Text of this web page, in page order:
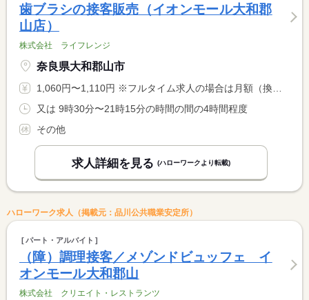
歯ブラシの接客販売（イオンモール大和郡
山店）
株式会社 ライフレンジ
奈良県大和郡山市
1,060円〜1,110円 ※フルタイム求人の場合は月額（換算額）、パート求人の場合は時間額を表示しています。
又は 9時30分〜21時15分の時間の間の4時間程度
その他
求人詳細を見る (ハローワークより転載)
ハローワーク求人（掲載元：品川公共職業安定所）
パート・アルバイト
（障）調理接客／メゾンドビュッフェ イ
オンモール大和郡山
株式会社 クリエイト・レストランツ